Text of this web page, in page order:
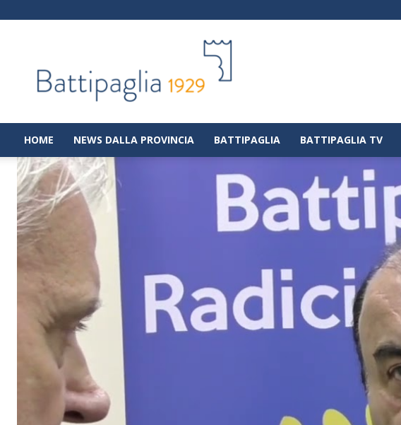
|
Notizie
dalla
città
di
HOME NEWS DALLA PROVINCIA BATTIPAGLIA BATTIPAGLIA TV